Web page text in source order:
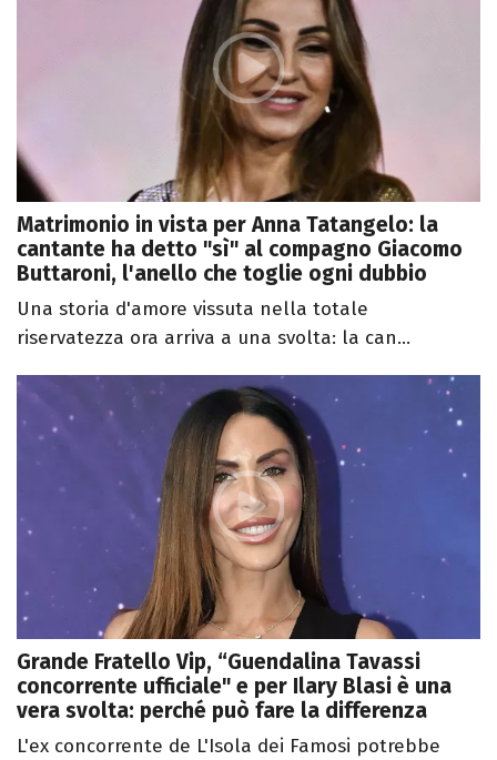
Matrimonio in vista per Anna Tatangelo: la
cantante ha detto "sì" al compagno Giacomo
Buttaroni, l'anello che toglie ogni dubbio
Una storia d'amore vissuta nella totale
riservatezza ora arriva a una svolta: la can...
Grande Fratello Vip, “Guendalina Tavassi
concorrente ufficiale" e per Ilary Blasi è una
vera svolta: perché può fare la differenza
L'ex concorrente de L'Isola dei Famosi potrebbe